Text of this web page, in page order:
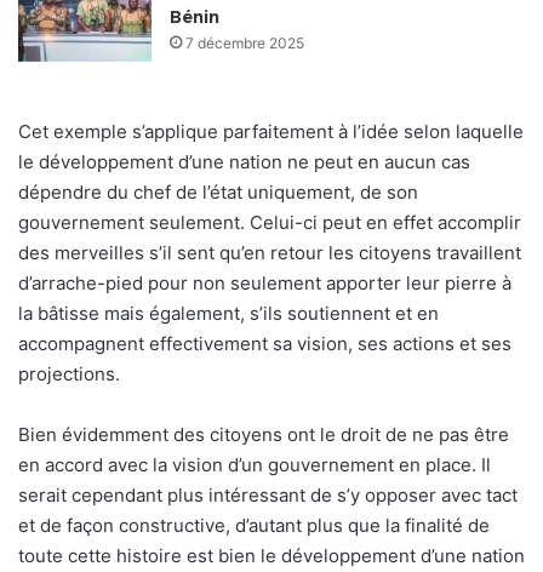
Bénin
7 décembre 2025
Cet exemple s’applique parfaitement à l’idée selon laquelle
le développement d’une nation ne peut en aucun cas
dépendre du chef de l’état uniquement, de son
gouvernement seulement. Celui-ci peut en effet accomplir
des merveilles s’il sent qu’en retour les citoyens travaillent
d’arrache-pied pour non seulement apporter leur pierre à
la bâtisse mais également, s’ils soutiennent et en
accompagnent effectivement sa vision, ses actions et ses
projections.
Bien évidemment des citoyens ont le droit de ne pas être
en accord avec la vision d’un gouvernement en place. Il
serait cependant plus intéressant de s’y opposer avec tact
et de façon constructive, d’autant plus que la finalité de
toute cette histoire est bien le développement d’une nation